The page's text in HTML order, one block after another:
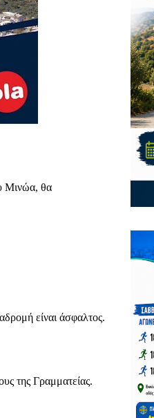
Μινώα, θα
είναι άσφαλτος.
της Γραμματείας.